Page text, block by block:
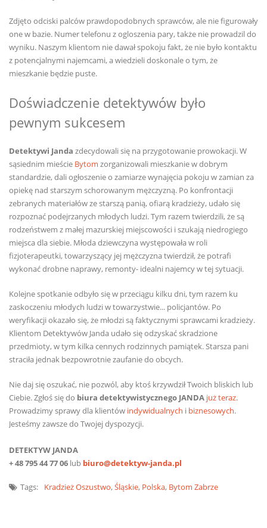
Zdjęto odciski palców prawdopodobnych sprawców, ale nie figurowały
one w bazie. Numer telefonu z ogloszenia pary, także nie prowadzil do
wyniku. Naszym klientom nie dawał spokoju fakt, że nie było kontaktu
z potencjalnymi najemcami, a wiedzieli doskonale o tym, że
mieszkanie będzie puste.
Doświadczenie detektywów było
pewnym sukcesem
Detektywi Janda zdecydowali się na przygotowanie prowokacji. W
sąsiednim mieście Bytom zorganizowali mieszkanie w dobrym
standardzie, dali ogłoszenie o zamiarze wynajęcia pokoju w zamian za
opiekę nad starszym schorowanym mężczyzną. Po konfrontacji
zebranych materiałów ze starszą panią, ofiarą kradzieży, udało się
rozpoznać podejrzanych młodych ludzi. Tym razem twierdzili, że są
rodzeństwem z małej mazurskiej miejscowości i szukają niedrogiego
miejsca dla siebie. Młoda dziewczyna występowała w roli
fizjoterapeutki, towarzyszący jej mężczyzna twierdził, że potrafi
wykonać drobne naprawy, remonty- idealni najemcy w tej sytuacji.
Kolejne spotkanie odbyło się w przeciągu kilku dni, tym razem ku
zaskoczeniu młodych ludzi w towarzystwie... policjantów. Po
weryfikacji okazało się, że młodzi są faktycznymi sprawcami kradzieży.
Klientom Detektywów Janda udało się odzyskać skradzione
przedmioty, w tym kilka cennych rodzinnych pamiątek. Starsza pani
straciła jednak bezpowrotnie zaufanie do obcych.
Nie daj się oszukać, nie pozwól, aby ktoś krzywdził Twoich bliskich lub
Ciebie. Zgłoś się do biura detektywistycznego JANDA już teraz.
Prowadzimy sprawy dla klientów indywidualnych i biznesowych.
Jesteśmy zawsze do Twojej dyspozycji.
DETEKTYW JANDA
+ 48 795 44 77 06 lub biuro@detektyw-janda.pl
Tags: KradzieżOszustwo,Śląskie, Polska, Bytom Zabrze